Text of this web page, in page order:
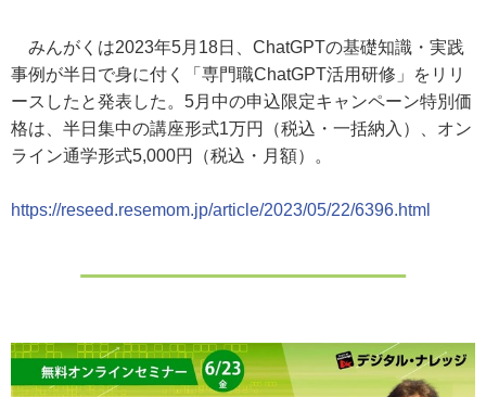
みんがくは2023年5月18日、ChatGPTの基礎知識・実践
事例が半日で身に付く「専門職ChatGPT活用研修」をリリ
ースしたと発表した。5月中の申込限定キャンペーン特別価
格は、半日集中の講座形式1万円（税込・一括納入）、オン
ライン通学形式5,000円（税込・月額）。
https://reseed.resemom.jp/article/2023/05/22/6396.html